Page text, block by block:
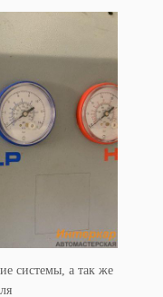
системы, а так же